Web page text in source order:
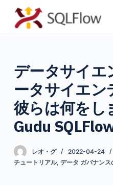
コ
ン
ツ
へ
キ
ッ
データサイエ
ータサイエン
彼らは何をし
Gudu
レオ・グ
2022-04-24
チュートリアル, データ ガバナンス